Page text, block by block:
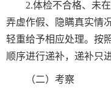
2.体检不合格、未
弄虚作假、隐瞒真实情
轻重给予相应处理。按
顺序进行递补，递补只
（二）考察